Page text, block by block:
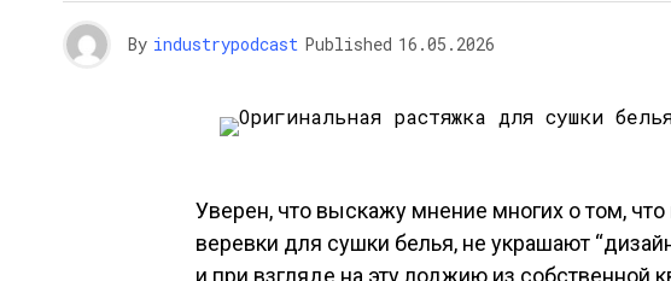
By industrypodcast Published 16.05.2026
Уверен, что выскажу мнение многих о том,
веревки для сушки белья, не украшают
и при взгляде на эту лоджию из собственной